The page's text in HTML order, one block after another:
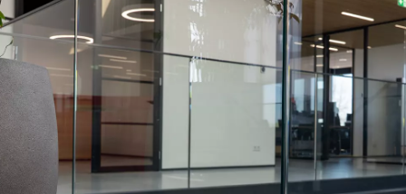
دعم المشروع
المشاريع
الأخبار
دعم المشروع
المشاريع
الأخبار